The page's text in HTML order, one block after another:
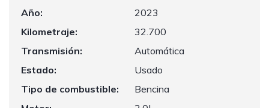
Año:
2023
Kilometraje:
32.700
Transmisión:
Automática
Estado:
Usado
Tipo de combustible:
Bencina